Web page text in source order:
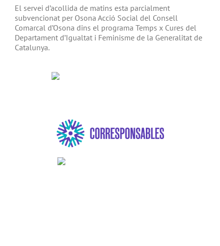
El servei d’acollida de matins esta parcialment
subvencionat per Osona Acció Social del Consell
Comarcal d’Osona dins el programa Temps x Cures del
Departament d’Igualtat i Feminisme de la Generalitat de
Catalunya.